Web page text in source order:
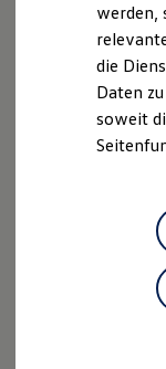
Marke und
R-
Driving
Lifestyle
T-
R-
werden,
die
Daten
soweit